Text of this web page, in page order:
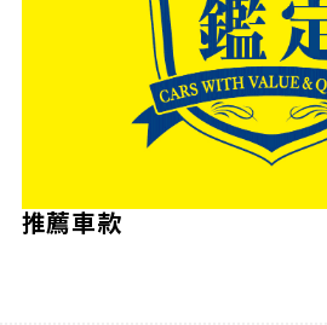
推薦車款